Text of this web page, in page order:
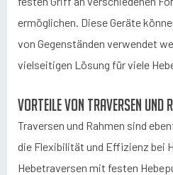
ermöglichen. Diese Geräte
von Gegenständen verwendet
vielseitigen Lösung für viele
Vorteile von Traversen und
Traversen und Rahmen sind
die Flexibilität und Effizienz bei
Hebetraversen mit festen